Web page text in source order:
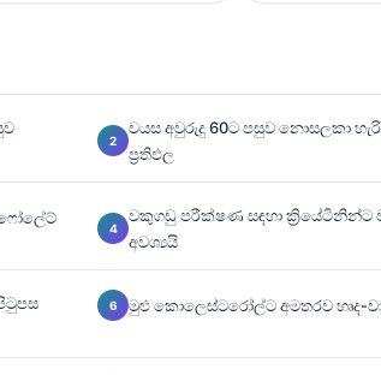
වයස අවුරුදු 60ට පසුව නොසලකා
ප්‍රතිඵල
වකුගඩු පරීක්ෂණ සඳහා ක්‍රියේටිනින්ට
අවශ්‍යයි
මුළු කොලෙස්ටරෝල්ට අමතරව හෘද-